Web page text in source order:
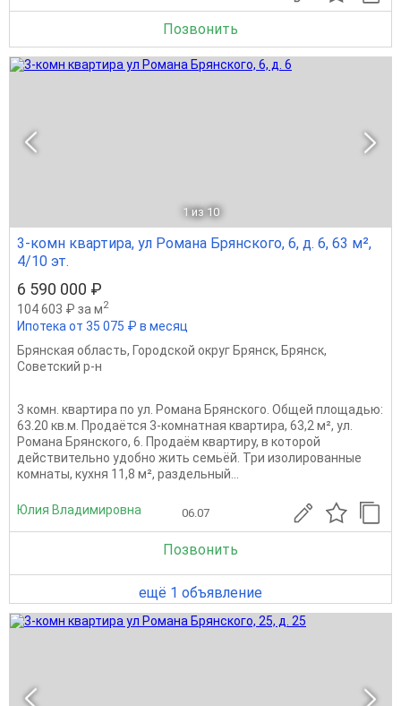
Позвонить
1 из 10
3-комн квартира, ул Романа Брянского, 6, д. 6, 63 м²,
4/10 эт.
6 590 000 ₽
104 603 ₽ за м2
Ипотека от 35 075 ₽ в месяц
Брянская область, Городской округ Брянск, Брянск,
Советский р-н
3 комн. квартира по ул. Романа Брянского. Общей площадью:
63.20 кв.м. Продаётся 3-комнатная квартира, 63,2 м², ул.
Романа Брянского, 6. Продаём квартиру, в которой
действительно удобно жить семьёй. Три изолированные
комнаты, кухня 11,8 м², раздельный...
Юлия Владимировна 06.07
Позвонить
ещё 1 объявление